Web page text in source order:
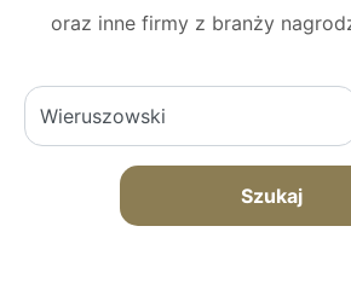
oraz inne firmy z branży
Szukaj